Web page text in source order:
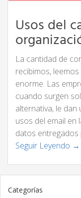
Usos del
La cantidad de
recibimos,
enorme. Las
cuando surgen
alternativa, le
usos del email en
datos entregados
Seguir Leyendo →
Categorías